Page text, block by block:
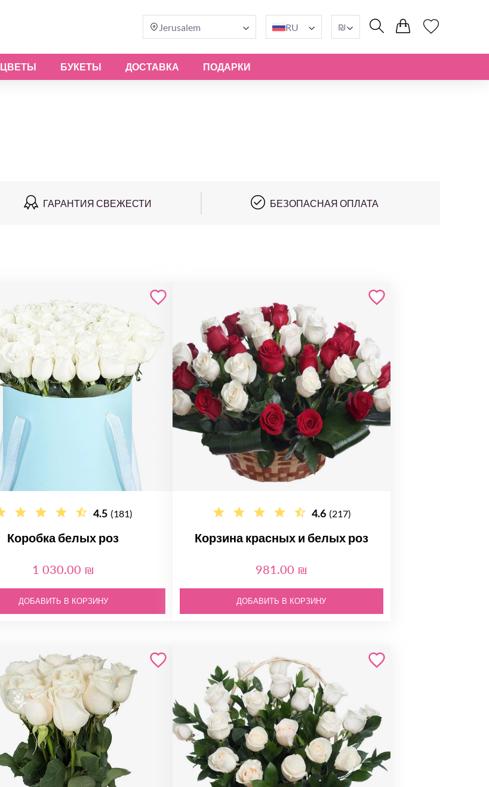
Jerusalem RU ₪
ЦВЕТЫ БУКЕТЫ ДОСТАВКА ПОДАРКИ
ГАРАНТИЯ СВЕЖЕСТИ БЕЗОПАСНАЯ ОПЛАТА
4.5 (181)
Коробка белых роз
1 030.00 ₪
ДОБАВИТЬ В КОРЗИНУ
4.6 (217)
Корзина красных и белых роз
981.00 ₪
ДОБАВИТЬ В КОРЗИНУ